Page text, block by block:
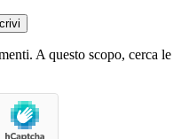
A questo scopo, cerca le